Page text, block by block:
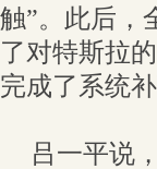
触”。此后，
了对特斯拉
完成了系统补
吕一平说